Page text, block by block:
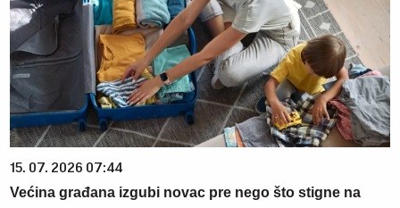
15. 07. 2026 07:44
Većina građana izgubi novac pre nego što stigne na